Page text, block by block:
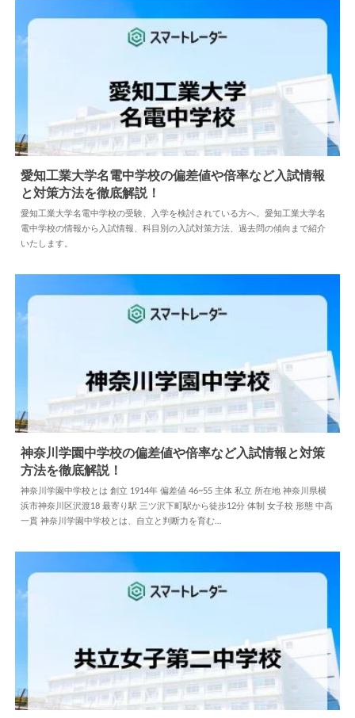
中学情報 2024.04.02
愛知工業大学名電中学校の偏差値や倍率など入試情報
と対策方法を徹底解説！
愛知工業大学名電中学校の受験、入学を検討されている方へ。愛知工業大学名
電中学校の情報から入試情報、科目別の入試対策方法、過去問の傾向まで紹介
いたします。
中学情報 2024.04.02
神奈川学園中学校の偏差値や倍率など入試情報と対策
方法を徹底解説！
神奈川学園中学校とは 創立 1914年 偏差値 46~55 主体 私立 所在地 神奈川県横
浜市神奈川区沢渡18 最寄り駅 三ツ沢下町駅から徒歩12分 体制 女子校 形態 中高
一貫 神奈川学園中学校とは、自立と判断力を育む…